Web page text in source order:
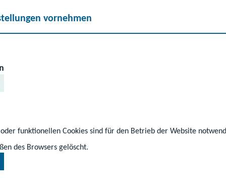
vornehmen
funktionellen Cookies sind für den Betrieb der Website
des Browsers gelöscht.
навчання в школі в землі Мекленбург-